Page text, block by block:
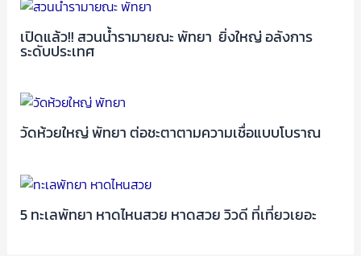
เปิดแล้ว!! สวนน้ำรามายณะ พัทยา ยิ่งใหญ่ อลังการ
ระดับประเทศ
วัดห้วยใหญ่ พัทยา ต่อชะตาตามความเชื่อแบบโบราณ
5 ทะเลพัทยา หาดไหนสวย หาดสวย วิวดี ที่เที่ยวเยอะ